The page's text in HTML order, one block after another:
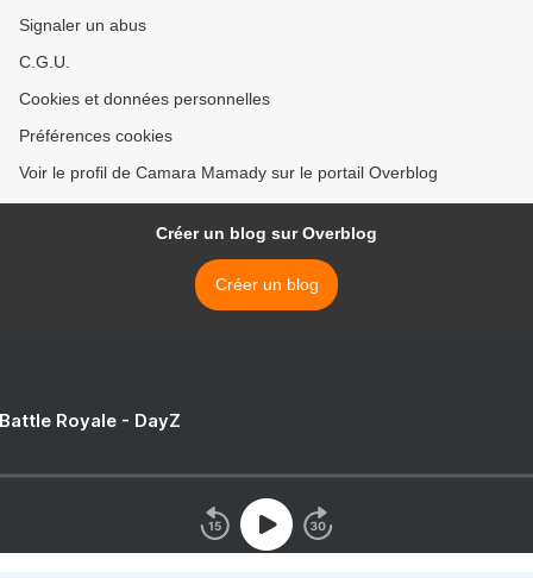
Signaler un abus
C.G.U.
Cookies et données personnelles
Préférences cookies
Voir le profil de Camara Mamady sur le portail Overblog
Créer un blog sur Overblog
Créer un blog
Royale - DayZ